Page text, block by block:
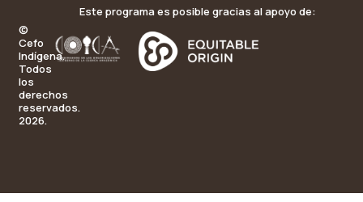
©
Cefo
Indígena.
Todos
los
derechos
reservados.
2026.
Este programa es posible gracias al apoyo de: